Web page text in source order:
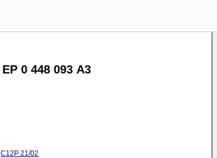
EP 0 448 093 A3
C12P 21/02